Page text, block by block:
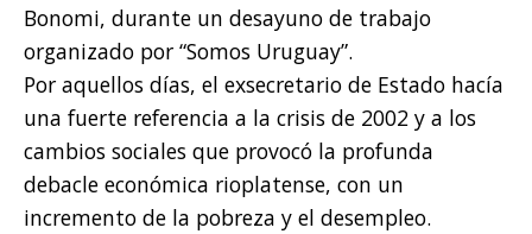
Bonomi, durante un desayuno de trabajo
organizado por “Somos Uruguay”.
Por aquellos días, el exsecretario de Estado hacía
una fuerte referencia a la crisis de 2002 y a los
cambios sociales que provocó la profunda
debacle económica rioplatense, con un
incremento de la pobreza y el desempleo.